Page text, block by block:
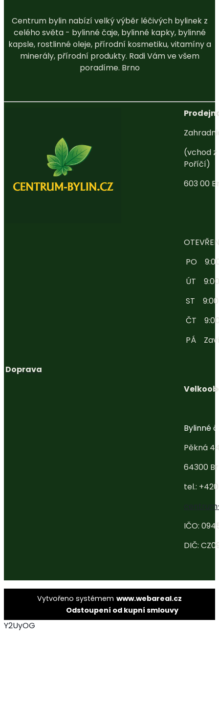
Centrum bylin nabízí velký výběr léčivých bylinek z
celého světa - bylinné čaje, bylinné kapky, bylinné
kapsle, rostlinné oleje, přírodní kosmetiku, vitamíny a
minerály, přírodní produkty. Radi Vám ve všem
poradíme. Brno
(vchod
Poříčí)
603 00
PO
ÚT 9:00
ST 9:00
ČT 9:00
PÁ
Doprava
Bylinné
Pěkná
64300
tel.:
IČO:
DIČ:
Vytvořeno systémem www.webareal.cz
Odstoupení od kupní smlouvy
Y2UyOG